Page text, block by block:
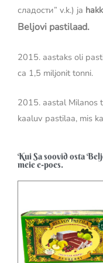
сладости” v.k.) ja
Beljovi pastilaad.
2015. aastaks oli
ca 1,5 miljonit tonni.
2015. aastal Milanos
kaaluv pastilaa, mis
Kui Sa soovid osta
meie e-poes.